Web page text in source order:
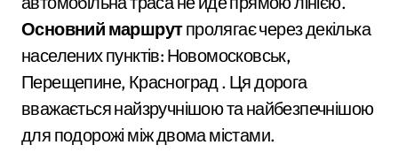
Основний маршрутпролягає через декілька
населених пунктів: Новомосковськ,
Перещепине, Красноград . Ця дорога
вважається найзручнішою та найбезпечнішою
для подорожі між двома містами.